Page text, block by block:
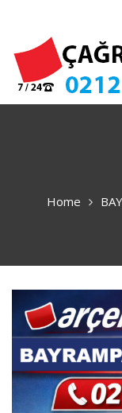
content
Home